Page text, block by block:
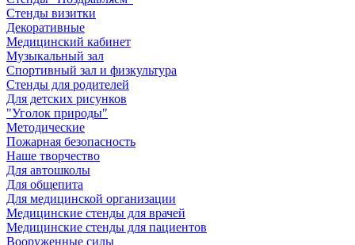
Стенды визитки
Декоративные
Медицинский кабинет
Музыкальный зал
Спортивный зал и физкультура
Стенды для родителей
Для детских рисунков
"Уголок природы"
Методические
Пожарная безопасность
Наше творчество
Для автошколы
Для общепита
Для медицинской организации
Медицинские стенды для врачей
Медицинские стенды для пациентов
Вооруженные силы